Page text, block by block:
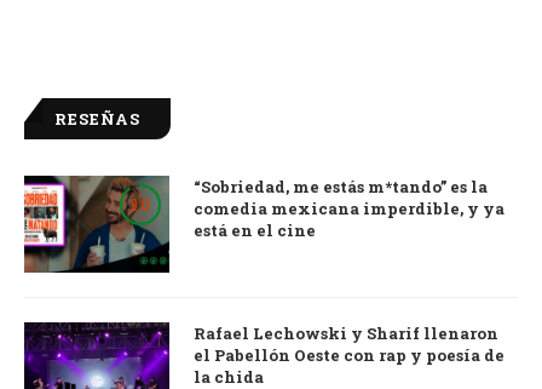
RESEÑAS
9.0
“Sobriedad, me estás m*tando” es la
comedia mexicana imperdible, y ya
está en el cine
Rafael Lechowski y Sharif llenaron
el Pabellón Oeste con rap y poesía de
la chida